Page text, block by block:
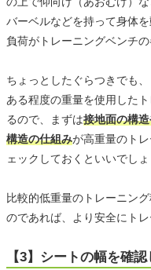
バーベルなどを持って身体
負荷がトレーニングベンチ
ちょっとしたぐらつきでも
ある程度の重量を使用した
るので、まずは接地面の構
構造の仕組みが高重量のト
ェックしておくといいでしょ
比較的低重量のトレーニン
のであれば、より安全にト
【3】シートの幅を確